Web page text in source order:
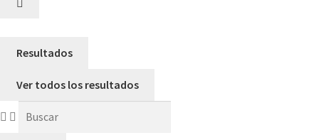
Resultados
Ver todos los resultados